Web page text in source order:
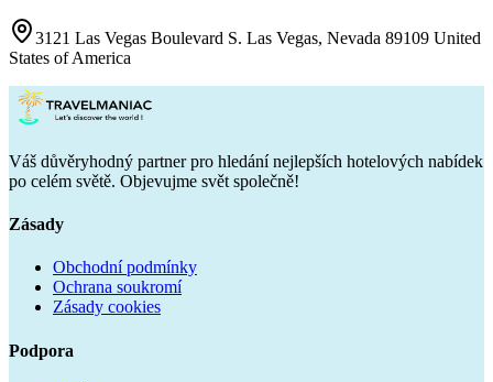
3121 Las Vegas Boulevard S. Las Vegas, Nevada 89109 United
States of America
Váš důvěryhodný partner pro hledání nejlepších hotelových nabídek
po celém světě. Objevujme svět společně!
Zásady
Obchodní podmínky
Ochrana soukromí
Zásady cookies
Podpora